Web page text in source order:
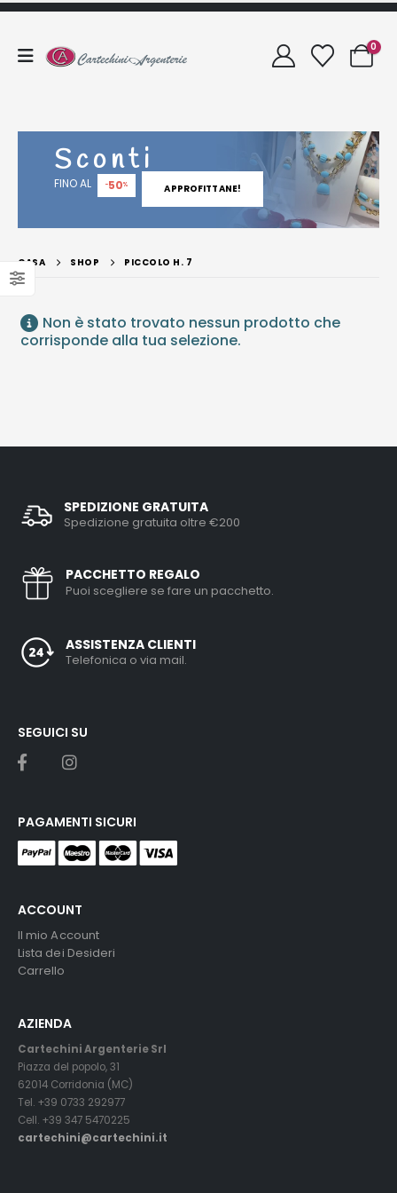
0
Sconti
FINO AL -50% APPROFITTANE!
CASA SHOP PICCOLO H. 7
Non è stato trovato nessun prodotto che
corrisponde alla tua selezione.
SPEDIZIONE GRATUITA
Spedizione gratuita oltre €200
PACCHETTO REGALO
Puoi scegliere se fare un pacchetto.
ASSISTENZA CLIENTI
Telefonica o via mail.
ACCOUNT
Il mio Account
Lista dei Desideri
Carrello
AZIENDA
Cartechini Argenterie Srl
Piazza del popolo, 31
62014 Corridonia (MC)
Tel. +39 0733 292977
Cell. +39 347 5470225
cartechini@cartechini.it
SEGUICI SU
PAGAMENTI SICURI